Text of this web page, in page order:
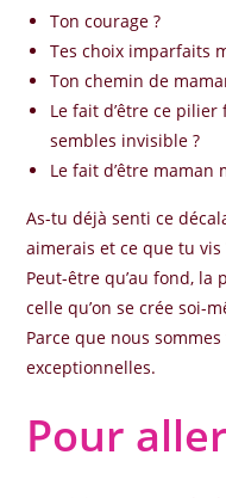
Ton courage ?
Tes choix imparfaits
Ton chemin de
Le fait d’être ce
sembles invisible ?
Le fait d’être maman
As-tu déjà senti ce
aimerais et ce que tu vis
Peut-être qu’au fond, la
celle qu’on se crée soi-
Parce que nous
exceptionnelles.
Pour